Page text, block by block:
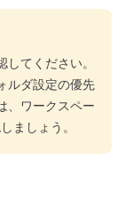
てください。
ルダ設定の優先
、ワークスペー
ましょう。